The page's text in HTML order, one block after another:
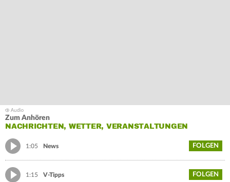
Zum Anhören
NACHRICHTEN, WETTER, VERANSTALTUNGEN
1:05 News FOLGEN
1:15 V-Tipps FOLGEN